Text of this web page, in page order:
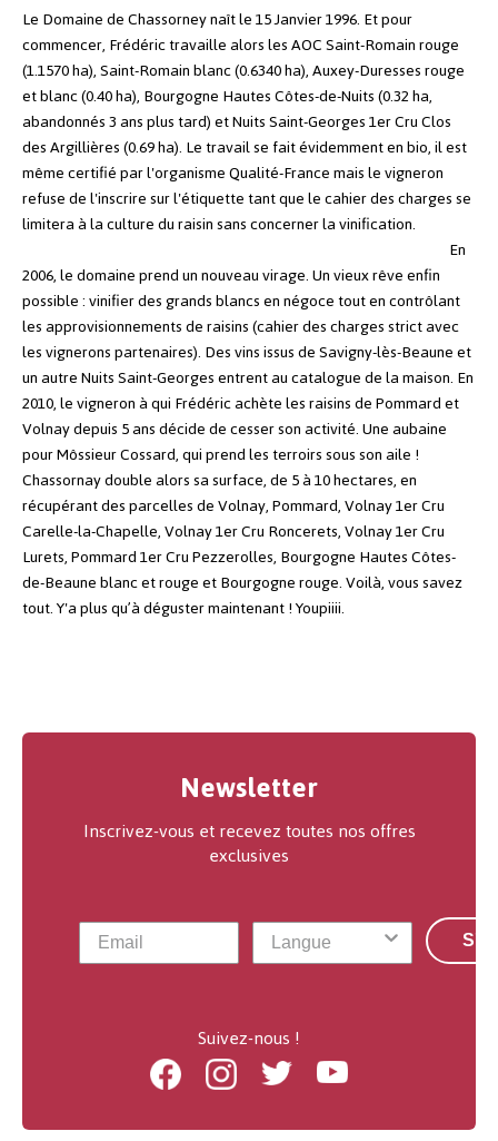
Le Domaine de Chassorney naît le 15 Janvier 1996. Et pour
commencer, Frédéric travaille alors les AOC Saint-Romain rouge
(1.1570 ha), Saint-Romain blanc (0.6340 ha), Auxey-Duresses rouge
et blanc (0.40 ha), Bourgogne Hautes Côtes-de-Nuits (0.32 ha,
abandonnés 3 ans plus tard) et Nuits Saint-Georges 1er Cru Clos
des Argillières (0.69 ha). Le travail se fait évidemment en bio, il est
même certifié par l'organisme Qualité-France mais le vigneron
refuse de l'inscrire sur l'étiquette tant que le cahier des charges se
limitera à la culture du raisin sans concerner la vinification.
En
2006, le domaine prend un nouveau virage. Un vieux rêve enfin
possible : vinifier des grands blancs en négoce tout en contrôlant
les approvisionnements de raisins (cahier des charges strict avec
les vignerons partenaires). Des vins issus de Savigny-lès-Beaune et
un autre Nuits Saint-Georges entrent au catalogue de la maison.En
2010, le vigneron à qui Frédéric achète les raisins de Pommard et
Volnay depuis 5 ans décide de cesser son activité.Une aubaine
pour Môssieur Cossard, qui prend les terroirs sous son aile !
Chassornay double alors sa surface, de 5 à 10 hectares, en
récupérant des parcelles de Volnay, Pommard, Volnay 1er Cru
Carelle-la-Chapelle, Volnay 1er Cru Roncerets, Volnay 1er Cru
Lurets, Pommard 1er Cru Pezzerolles, Bourgogne Hautes Côtes-
de-Beaune blanc et rouge et Bourgogne rouge.Voilà, vous savez
tout. Y'a plus qu’à déguster maintenant ! Youpiiii.
Newsletter
Inscrivez-vous et recevez toutes nos offres
exclusives
Suivez-nous !
FacebookInstagramTwitter Youtube